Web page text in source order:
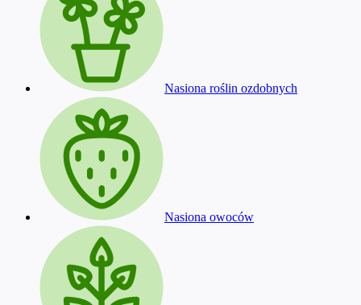
Nasiona roślin ozdobnych
Nasiona owoców